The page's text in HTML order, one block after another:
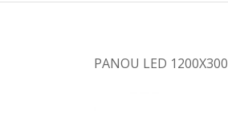
PANOU LED 1200X300